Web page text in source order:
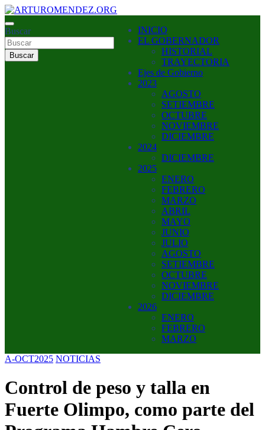
Saltar
al
contenido
ARTUROMENDEZ.ORG
ARTURO MENDEZ GOBERNADOR 2023
Buscar
Buscar
INICIO
EL GOBERNADOR
HISTORIAL
TRAYECTORIA
Ejes de Gobierno
2023
AGOSTO
SETIEMBRE
OCTUBRE
NOVIEMBRE
DICIEMBRE
2024
DICIEMBRE
2025
ENERO
FEBRERO
MARZO
ABRIL
MAYO
JUNIO
JULIO
AGOSTO
SETIEMBRE
OCTUBRE
NOVIEMBRE
DICIEMBRE
2026
ENERO
FEBRERO
MARZO
A-OCT2025 NOTICIAS
Control de peso y talla en
Fuerte Olimpo, como parte del